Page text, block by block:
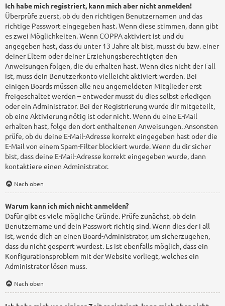
Ich habe mich registriert, kann mich aber nicht anmelden!
Überprüfe zuerst, ob du den richtigen Benutzernamen und das
richtige Passwort eingegeben hast. Wenn diese stimmen, dann gibt
es zwei Möglichkeiten. Wenn COPPAaktiviert ist und du
angegeben hast, dass du unter 13 Jahre alt bist, musst du bzw. einer
deiner Eltern oder deiner Erziehungsberechtigten den
Anweisungen folgen, die du erhalten hast. Wenn dies nicht der Fall
ist, muss dein Benutzerkonto vielleicht aktiviert werden. Bei
einigen Boards müssen alle neu angemeldeten Mitglieder erst
freigeschaltet werden – entweder musst du dies selbst erledigen
oder ein Administrator. Bei der Registrierung wurde dir mitgeteilt,
ob eine Aktivierung nötig ist oder nicht. Wenn du eine E-Mail
erhalten hast, folge den dort enthaltenen Anweisungen. Ansonsten
prüfe, ob du deine E-Mail-Adresse korrekt eingegeben hast oder die
E-Mail von einem Spam-Filter blockiert wurde. Wenn du dir sicher
bist, dass deine E-Mail-Adresse korrekt eingegeben wurde, dann
kontaktiere einen Administrator.
Nach oben
Warum kann ich mich nicht anmelden?
Dafür gibt es viele mögliche Gründe. Prüfe zunächst, ob dein
Benutzername und dein Passwort richtig sind. Wenn dies der Fall
ist, wende dich an einen Board-Administrator, um sicherzugehen,
dass du nicht gesperrt wurdest. Es ist ebenfalls möglich, dass ein
Konfigurationsproblem mit der Website vorliegt, welches ein
Administrator lösen muss.
Nach oben